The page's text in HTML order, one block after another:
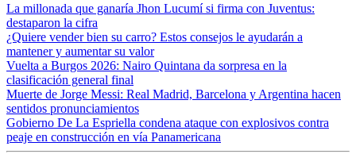
La millonada que ganaría Jhon Lucumí si firma con Juventus:
destaparon la cifra
¿Quiere vender bien su carro? Estos consejos le ayudarán a
mantener y aumentar su valor
Vuelta a Burgos 2026: Nairo Quintana da sorpresa en la
clasificación general final
Muerte de Jorge Messi: Real Madrid, Barcelona y Argentina hacen
sentidos pronunciamientos
Gobierno De La Espriella condena ataque con explosivos contra
peaje en construcción en vía Panamericana